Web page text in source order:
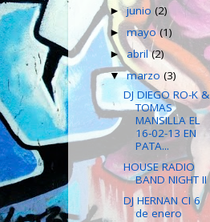
►junio(2)
►mayo(1)
►abril(2)
▼marzo(3)
DJ DIEGO RO-K &
TOMAS
MANSILLA EL
16-02-13 EN
PATA...
HOUSE RADIO
BAND NIGHT II
DJ HERNAN CI 6
de enero